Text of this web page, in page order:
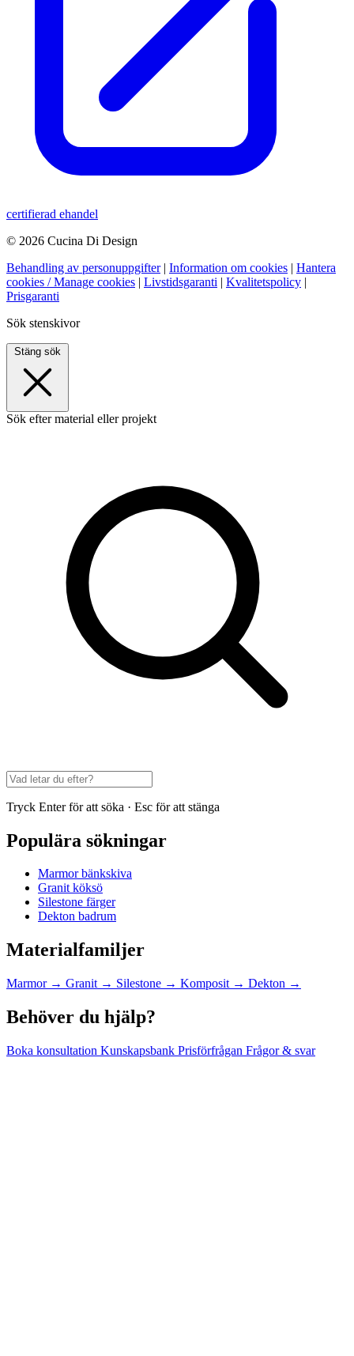
certifierad ehandel
© 2026 Cucina Di Design
Behandling av personuppgifter | Information om cookies | Hantera
cookies / Manage cookies | Livstidsgaranti | Kvalitetspolicy |
Prisgaranti
Sök stenskivor
Stäng sök
Sök efter material eller projekt
Tryck Enter för att söka · Esc för att stänga
Populära sökningar
Marmor bänkskiva
Granit köksö
Silestone färger
Dekton badrum
Materialfamiljer
Marmor → Granit → Silestone → Komposit → Dekton →
Behöver du hjälp?
Boka konsultation Kunskapsbank Prisförfrågan Frågor & svar